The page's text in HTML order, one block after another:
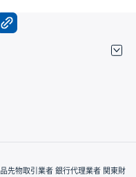
先物取引業者 銀行代理業者 関東財